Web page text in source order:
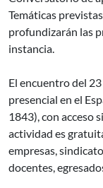
Temáticas
profundizarán las
instancia.
El encuentro del
presencial en el
1843), con acceso
actividad es
empresas,
docentes,